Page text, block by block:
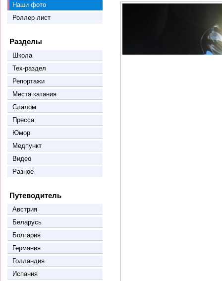
Наши фото
Роллер лист
Разделы
Школа
Тех-раздел
Репортажи
Места катания
Слалом
Пресса
Юмор
Медпункт
Видео
Разное
Путеводитель
Австрия
Беларусь
Болгария
Германия
Голландия
Испания